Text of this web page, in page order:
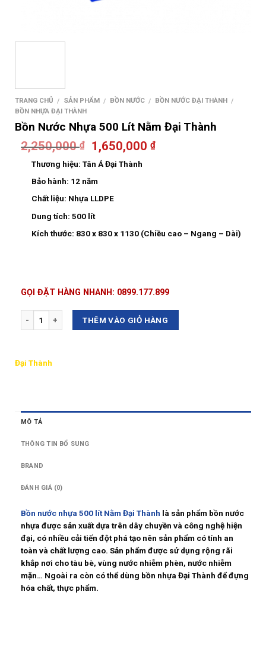
TRANG CHỦ / SẢN PHẨM / BỒN NƯỚC / BỒN NƯỚC ĐẠI THÀNH /
BỒN NHỰA ĐẠI THÀNH
Bồn Nước Nhựa 500 Lít Nằm Đại Thành
2,250,000₫ 1,650,000₫
Thương hiệu: Tân Á Đại Thành
Bảo hành: 12 năm
Chất liệu: Nhựa LLDPE
Dung tích: 500 lít
Kích thước: 830 x 830 x 1130 (Chiều cao – Ngang – Dài)
GỌI ĐẶT HÀNG NHANH: 0899.177.899
THÊM VÀO GIỎ HÀNG
Đại Thành
MÔ TẢ
THÔNG TIN BỔ SUNG
BRAND
ĐÁNH GIÁ (0)
Bồn nước nhựa 500 lít Nằm Đại Thành là sản phẩm bồn nước
nhựa được sản xuất dựa trên dây chuyền và công nghệ hiện
đại, có nhiều cải tiến đột phá tạo nên sản phẩm có tính an
toàn và chất lượng cao. Sản phẩm được sử dụng rộng rãi
khắp nơi cho tàu bè, vùng nước nhiễm phèn, nước nhiễm
mặn… Ngoài ra còn có thể dùng bồn nhựa Đại Thành để đựng
hóa chất, thực phẩm.